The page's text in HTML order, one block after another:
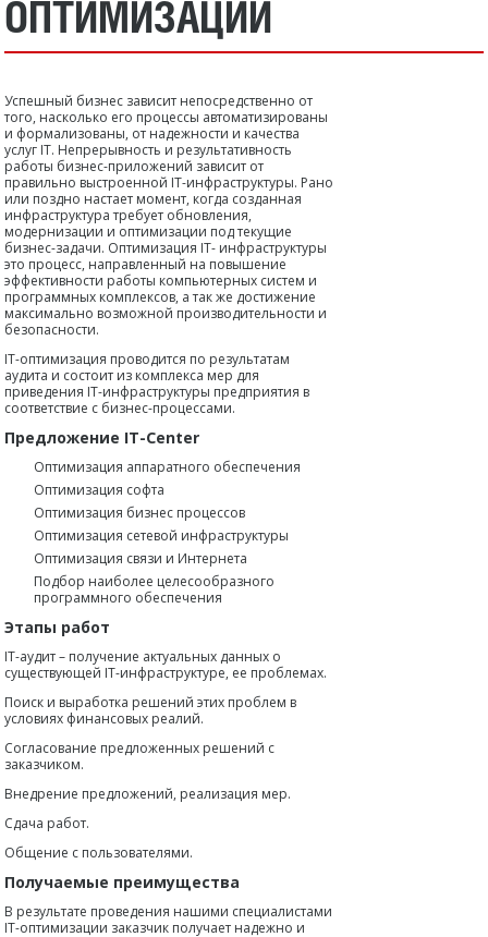
ОПТИМИЗАЦИИ
Успешный бизнес зависит непосредственно от
того, насколько его процессы автоматизированы
и формализованы, от надежности и качества
услуг IT. Непрерывность и результативность
работы бизнес-приложений зависит от
правильно выстроенной IT-инфраструктуры. Рано
или поздно настает момент, когда созданная
инфраструктура требует обновления,
модернизации и оптимизации под текущие
бизнес-задачи. Оптимизация IT- инфраструктуры
это процесс, направленный на повышение
эффективности работы компьютерных систем и
программных комплексов, а так же достижение
максимально возможной производительности и
безопасности.
IT-оптимизация проводится по результатам
аудита и состоит из комплекса мер для
приведения IT-инфраструктуры предприятия в
соответствие с бизнес-процессами.
Предложение IT-Center
Оптимизация аппаратного обеспечения
Оптимизация софта
Оптимизация бизнес процессов
Оптимизация сетевой инфраструктуры
Оптимизация связи и Интернета
Подбор наиболее целесообразного
программного обеспечения
Этапы работ
IT-аудит – получение актуальных данных о
существующей IT-инфраструктуре, ее проблемах.
Поиск и выработка решений этих проблем в
условиях финансовых реалий.
Согласование предложенных решений с
заказчиком.
Внедрение предложений, реализация мер.
Сдача работ.
Общение с пользователями.
Получаемые преимущества
В результате проведения нашими специалистами
IT-оптимизации заказчик получает надежно и